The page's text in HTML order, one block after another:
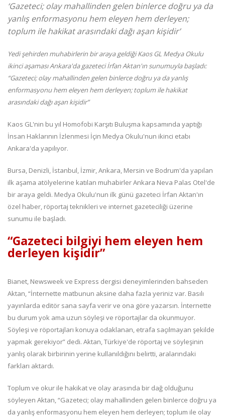
‘Gazeteci; olay mahallinden gelen binlerce doğru ya da
yanlış enformasyonu hem eleyen hem derleyen;
toplum ile hakikat arasındaki dağı aşan kişidir’
Yedi şehirden muhabirlerin bir araya geldiği Kaos GL Medya Okulu
ikinci aşaması Ankara'da gazeteci İrfan Aktan'ın sunumuyla başladı:
“Gazeteci; olay mahallinden gelen binlerce doğru ya da yanlış
enformasyonu hem eleyen hem derleyen; toplum ile hakikat
arasındaki dağı aşan kişidir”
Kaos GL'nin bu yıl Homofobi Karşıtı Buluşma kapsamında yaptığı
İnsan Haklarının İzlenmesi İçin Medya Okulu'nun ikinci etabı
Ankara'da yapılıyor.
Bursa, Denizli, İstanbul, İzmir, Ankara, Mersin ve Bodrum'da yapılan
ilk aşama atölyelerine katılan muhabirler Ankara Neva Palas Otel'de
bir araya geldi. Medya Okulu'nun ilk günü gazeteci İrfan Aktan'ın
özel haber, röportaj teknikleri ve internet gazeteciliği üzerine
sunumu ile başladı.
“Gazeteci bilgiyi hem eleyen hem
derleyen kişidir”
Bianet, Newsweek ve Express dergisi deneyimlerinden bahseden
Aktan, “İnternette matbunun aksine daha fazla yeriniz var. Basılı
yayınlarda editör sana sayfa verir ve ona göre yazarsın. İnternette
bu durum yok ama uzun söyleşi ve röportajlar da okunmuyor.
Söyleşi ve röportajları konuya odaklanan, etrafa saçılmayan şekilde
yapmak gerekiyor” dedi. Aktan, Türkiye'de röportaj ve söyleşinin
yanlış olarak birbirinin yerine kullanıldığını belirtti, aralarındaki
farkları aktardı.
Toplum ve okur ile hakikat ve olay arasında bir dağ olduğunu
söyleyen Aktan, “Gazeteci; olay mahallinden gelen binlerce doğru ya
da yanlış enformasyonu hem eleyen hem derleyen; toplum ile olay